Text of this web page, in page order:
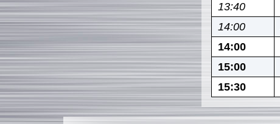
13:40
14:00
14:00
15:00
15:30